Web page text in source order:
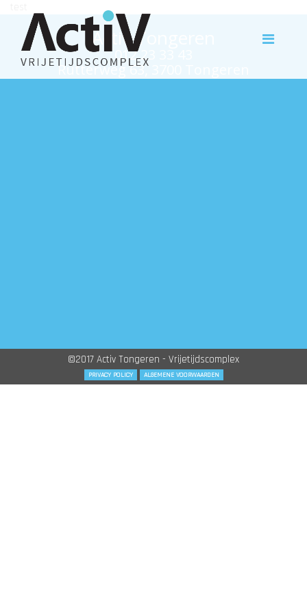
Activ Tongeren
012 23 33 43
Rutterweg 63, 3700 Tongeren
©2017 Activ Tongeren - Vrijetijdscomplex
PRIVACY POLICY ALGEMENE VOORWAARDEN